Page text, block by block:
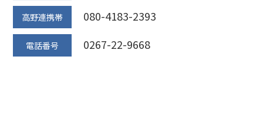
高野連携帯 080-4183-2393
電話番号 0267-22-9668